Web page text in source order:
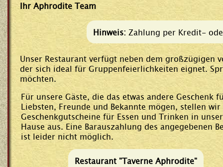
Ihr Aphrodite Team
Hinweis: Zahlung per Kredit-
Unser Restaurant verfügt neben dem großzügigen
der sich ideal für Gruppenfeierlichkeiten eignet.
möchten.
Für unsere Gäste, die das etwas andere Geschenk
Liebsten, Freunde und Bekannte mögen, stellen wir
Geschenkgutscheine für Essen und Trinken in
Hause aus. Eine Barauszahlung des angegebenen
ist leider nicht möglich.
Restaurant "Taverne Aphrodite"